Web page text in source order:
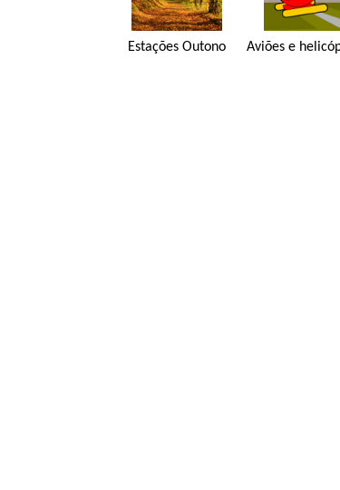
Estações Outono Aviões e